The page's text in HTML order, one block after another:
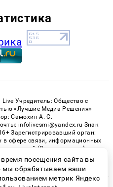
Учредитель: Общество с
«Лучшие Медиа Решения»
Самохин А. С.
infolivesmi@yandex.ru Знак
Зарегистрировавший орган:
в сфере связи, информационных
(Роскомнадзор)
№ ФС 77 - 82535 от 21.01.2022
посещения сайта вы
мы обрабатываем ваши
метрик Яндекс